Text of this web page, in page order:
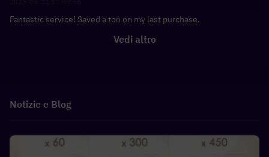
Fantastic service! Saved a ton on my last purchase.
Vedi altro
Notizie e Blog